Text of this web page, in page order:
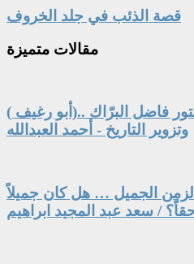
قصة الذئب في جلد الخروف
مقالات متميزة
فاضل البرّاك ..(أبو رغيف )
وتزوير التاريخ - أحمد العبدالله
الزمن الجميل … هل كان جميلاً
/ سعد عبد المجيد ابراهيم